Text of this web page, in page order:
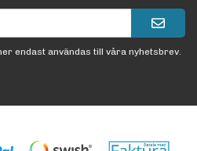
endast användas till våra nyhetsbrev.